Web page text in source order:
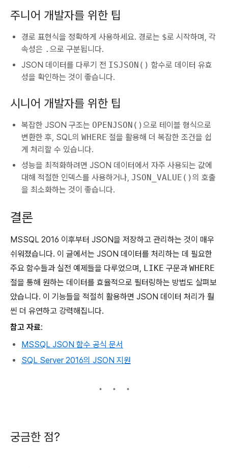
주니어 개발자를 위한 팁
경로 표현식을 정확하게 사용하세요. 경로는 $로 시작하며, 각
속성은 . 으로 구분됩니다.
JSON 데이터를 다루기 전 ISJSON() 함수로 데이터 유효
성을 확인하는 것이 좋습니다.
시니어 개발자를 위한 팁
복잡한 JSON 구조는 OPENJSON()으로 테이블 형식으로
변환한 후, SQL의 WHERE 절을 활용해 더 복잡한 조건을 쉽
게 처리할 수 있습니다.
성능을 최적화하려면 JSON 데이터에서 자주 사용되는 값에
대해 적절한 인덱스를 사용하거나, JSON_VALUE()의 호출
을 최소화하는 것이 좋습니다.
결론
MSSQL 2016 이후부터 JSON을 저장하고 관리하는 것이 매우
쉬워졌습니다. 이 글에서는 JSON 데이터를 처리하는 데 필요한
주요 함수들과 실전 예제들을 다루었으며, LIKE 구문과 WHERE
절을 통해 원하는 데이터를 효율적으로 필터링하는 방법도 살펴보
았습니다. 이 기능들을 적절히 활용하면 JSON 데이터 처리가 훨
씬 더 유연하고 강력해집니다.
참고 자료:
MSSQL JSON 함수 공식 문서
SQL Server 2016의 JSON 지원
궁금한 점?